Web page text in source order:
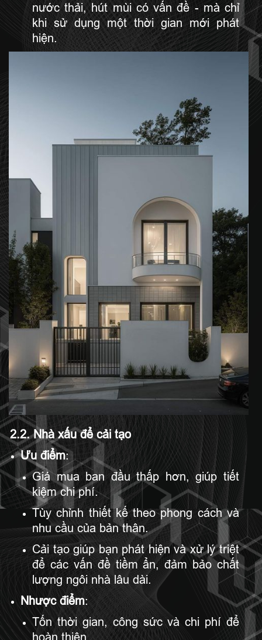
nước thải, hút mùi có vấn đề - mà chỉ
khi sử dụng một thời gian mới phát
hiện.
2.2. Nhà xấu để cải tạo
Ưu điểm:
Giá mua ban đầu thấp hơn, giúp tiết
kiệm chi phí.
Tùy chỉnh thiết kế theo phong cách và
nhu cầu của bản thân.
Cải tạo giúp bạn phát hiện và xử lý triệt
để các vấn đề tiềm ẩn, đảm bảo chất
lượng ngôi nhà lâu dài.
Nhược điểm:
Tốn thời gian, công sức và chi phí để
hoàn thiện.